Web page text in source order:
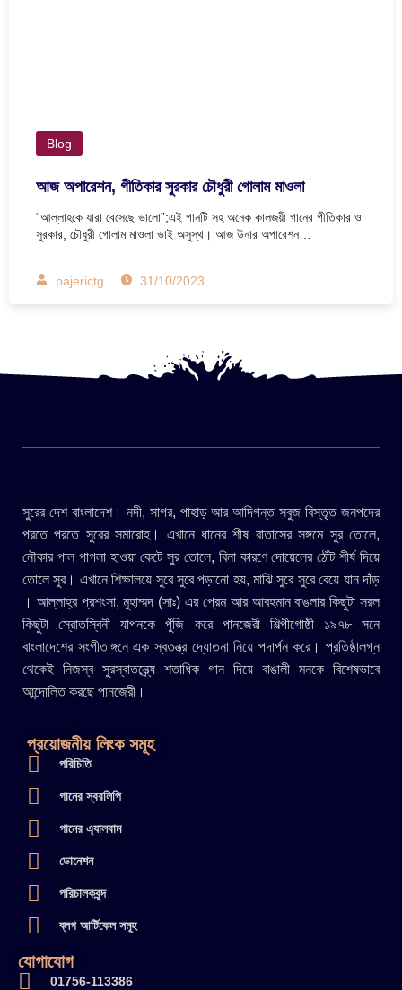
Blog
আজ অপারেশন, গীতিকার সুরকার চৌধুরী গোলাম মাওলা
“আল্লাহকে যারা বেসেছে ভালো”;এই গানটি সহ অনেক কালজয়ী গানের গীতিকার ও
সুরকার, চৌধুরী গোলাম মাওলা ভাই অসুস্থ। আজ উনার অপারেশন…
pajerictg 31/10/2023
সুরের দেশ বাংলাদেশ। নদী, সাগর, পাহাড় আর আদিগন্ত সবুজ বিস্তৃত জনপদের
পরতে পরতে সুরের সমারোহ। এখানে ধানের শীষ বাতাসের সঙ্গমে সুর তোলে,
নৌকার পাল পাগলা হাওয়া কেটে সুর তোলে, বিনা কারণে দোয়েলের ঠোঁট শীর্ষ দিয়ে
তোলে সুর। এখানে শিক্ষালয়ে সুরে সুরে পড়ানো হয়, মাঝি সুরে সুরে বেয়ে যান দাঁড়
। আল্লাহ্র প্রশংসা, মুহাম্মদ (সাঃ) এর প্রেম আর আবহমান বাঙলার কিছুটা সরল
কিছুটা স্রোতস্বিনী যাপনকে পুঁজি করে পানজেরী শিল্পীগোষ্ঠী ১৯৭৮ সনে
বাংলাদেশের সংগীতাঙ্গনে এক স্বতন্ত্র দ্যোতনা নিয়ে পদার্পন করে। প্রতিষ্ঠালগ্ন
থেকেই নিজস্ব সুরস্বাতন্ত্র্যে শতাধিক গান দিয়ে বাঙালী মনকে বিশেষভাবে
আন্দোলিত করছে পানজেরী।
প্রয়োজনীয় লিংক সমূহ
পরিচিতি
গানের স্বরলিপি
গানের এ্যালবাম
ডোনেশন
পরিচালকবৃন্দ
ব্লগ আর্টিকেল সমূহ
যোগাযোগ
01756-113386